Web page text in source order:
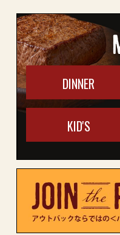
DINNER
KID'S